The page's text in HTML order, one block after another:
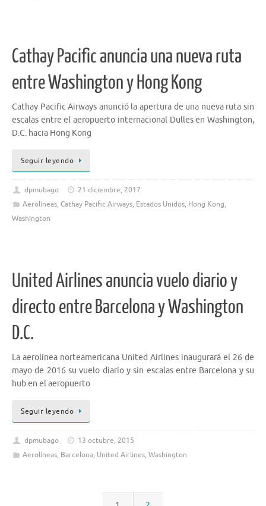
Cathay Pacific anuncia una nueva ruta
entre Washington y Hong Kong
Cathay Pacific Airways anunció la apertura de una nueva ruta sin
escalas entre el aeropuerto internacional Dulles en Washington,
D.C. hacia Hong Kong
Seguir leyendo
dpmubago
21 diciembre, 2017
Aerolíneas, Cathay Pacific Airways, Estados Unidos, Hong Kong,
Washington
United Airlines anuncia vuelo diario y
directo entre Barcelona y Washington
D.C.
La aerolínea norteamericana United Airlines inaugurará el 26 de
mayo de 2016 su vuelo diario y sin escalas entre Barcelona y su
hub en el aeropuerto
Seguir leyendo
dpmubago
13 octubre, 2015
Aerolíneas, Barcelona, United Airlines, Washington